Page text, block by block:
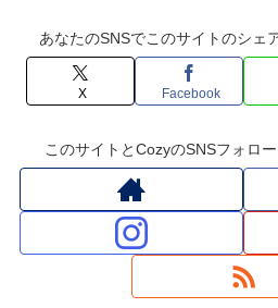
あなたのSNSでこのサイトのシェ
X Facebook
このサイトとCozyのSNSフォロ